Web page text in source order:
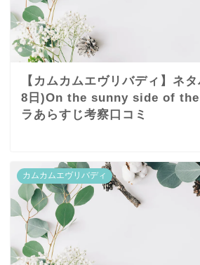
【カムカムエヴリバディ】ネ
8日)On the sunny side of
ラあらすじ考察口コミ
カムカムエヴリバディ